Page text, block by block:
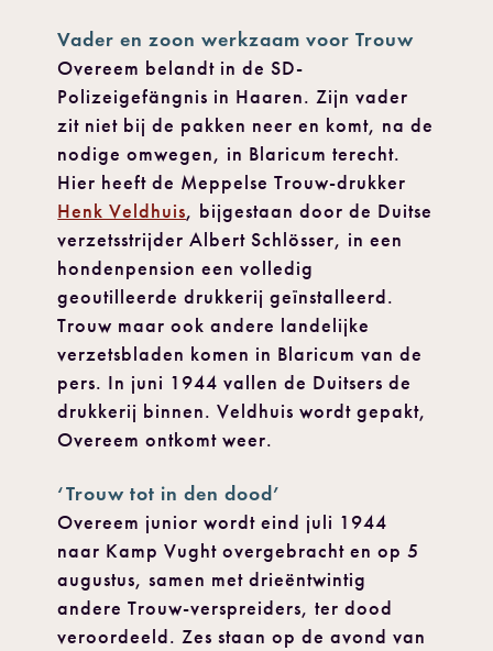
Vader en zoon werkzaam voor Trouw
Overeem belandt in de SD-
Polizeigefängnis in Haaren. Zijn vader
zit niet bij de pakken neer en komt, na de
nodige omwegen, in Blaricum terecht.
Hier heeft de Meppelse Trouw-drukker
Henk Veldhuis, bijgestaan door de Duitse
verzetsstrijder Albert Schlösser, in een
hondenpension een volledig
geoutilleerde drukkerij geïnstalleerd.
Trouw maar ook andere landelijke
verzetsbladen komen in Blaricum van de
pers. In juni 1944 vallen de Duitsers de
drukkerij binnen. Veldhuis wordt gepakt,
Overeem ontkomt weer.
‘Trouw tot in den dood’
Overeem junior wordt eind juli 1944
naar Kamp Vught overgebracht en op 5
augustus, samen met drieëntwintig
andere Trouw-verspreiders, ter dood
veroordeeld. Zes staan op de avond van